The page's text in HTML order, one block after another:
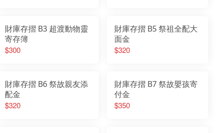
財庫存摺 B3 超渡動物靈
寄存簿
$300
財庫存摺 B5 祭祖全配大
面金
$320
財庫存摺 B6 祭故親友添
配金
$320
財庫存摺 B7 祭故嬰孩寄
付金
$350